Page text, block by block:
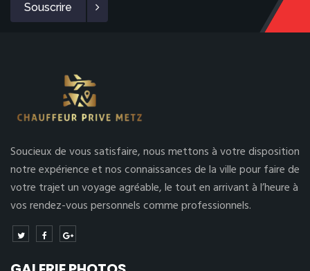
Souscrire
Soucieux de vous satisfaire, nous mettons à votre disposition
notre expérience et nos connaissances de la ville pour faire de
votre trajet un voyage agréable, le tout en arrivant à l’heure à
vos rendez-vous personnels comme professionnels.